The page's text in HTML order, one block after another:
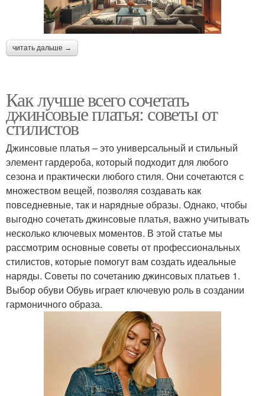
читать дальше →
Как лучше всего сочетать
джинсовые платья: советы от
стилистов
Джинсовые платья – это универсальный и стильный
элемент гардероба, который подходит для любого
сезона и практически любого стиля. Они сочетаются с
множеством вещей, позволяя создавать как
повседневные, так и нарядные образы. Однако, чтобы
выгодно сочетать джинсовые платья, важно учитывать
несколько ключевых моментов. В этой статье мы
рассмотрим основные советы от профессиональных
стилистов, которые помогут вам создать идеальные
наряды. Советы по сочетанию джинсовых платьев 1.
Выбор обуви Обувь играет ключевую роль в создании
гармоничного образа.